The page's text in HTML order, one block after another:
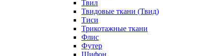
Твил
Твидовые ткани (Твид)
Тиси
Трикотажные ткани
Флис
Футер
Шифон